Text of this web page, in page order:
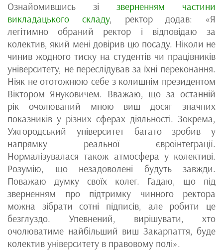
Ознайомившись зі зверненням частини
викладацького складу, ректор додав: «Я
легітимно обраний ректор і відповідаю за
колектив, який мені довірив цю посаду. Ніколи не
чинив жодного тиску на студентів чи працівників
університету, не переслідував за їхні переконання.
Ніяк не ототожнюю себе з колишнім президентом
Віктором Януковичем. Вважаю, що за останній
рік очолюваний мною виш досяг значних
показників у різних сферах діяльності. Зокрема,
Ужгородський університет багато зробив у
напрямку реальної євроінтеграції.
Нормалізувалася також атмосфера у колективі.
Розумію, що незадоволені будуть завжди.
Поважаю думку своїх колег. Гадаю, що під
зверненням про підтримку чинного ректора
можна зібрати сотні підписів, але робити це
безглуздо. Упевнений, вирішувати, хто
очолюватиме найбільший виш Закарпаття, буде
колектив університету в правовому полі».